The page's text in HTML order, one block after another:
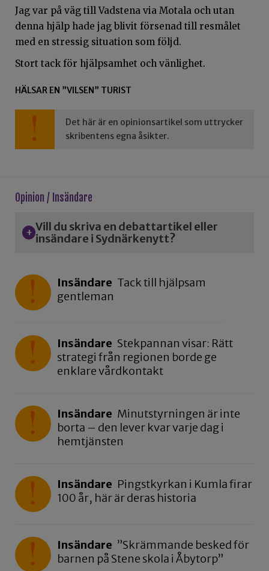
Jag var på väg till Vadstena via Motala och utan
denna hjälp hade jag blivit försenad till resmålet
med en stressig situation som följd.
Stort tack för hjälpsamhet och vänlighet.
HÄLSAR EN ”VILSEN” TURIST
Det här är en opinionsartikel som uttrycker
skribentens egna åsikter.
Opinion / Insändare
Vill du skriva en debattartikel eller
insändare i Sydnärkenytt?
Insändare Tack till hjälpsam
gentleman
Insändare Stekpannan visar: Rätt
strategi från regionen borde ge
enklare vårdkontakt
Insändare Minutstyrningen är inte
borta – den lever kvar varje dag i
hemtjänsten
Insändare Pingstkyrkan i Kumla firar
100 år, här är deras historia
Insändare ”Skrämmande besked för
barnen på Stene skola i Åbytorp”